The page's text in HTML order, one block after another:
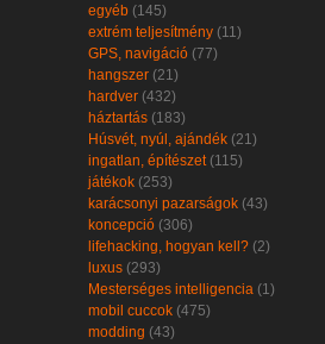
egyéb (145)
extrém teljesítmény (11)
GPS, navigáció (77)
hangszer (21)
hardver (432)
háztartás (183)
Húsvét, nyúl, ajándék (21)
ingatlan, építészet(115)
játékok (253)
karácsonyi pazarságok (43)
koncepció (306)
lifehacking, hogyan kell? (2)
luxus (293)
Mesterséges intelligencia (1)
mobil cuccok (475)
modding (43)